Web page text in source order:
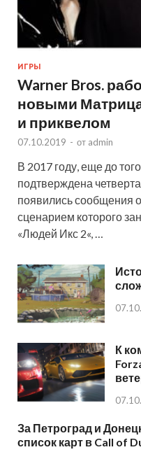
ИГРЫ
Warner Bros.
новыми
и приквелом
07.10.2019 - от admin
В 2017 году, еще до
подтверждена
появились сообщения
сценарием которого
«Людей Икс 2«, …
К
За Петроград и
список карт в Call of